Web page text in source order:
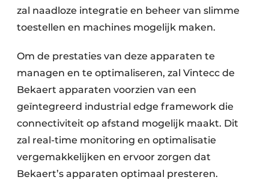
zal naadloze integratie en beheer van slimme
toestellen en machines mogelijk maken.
Om de prestaties van deze apparaten te
managen en te optimaliseren, zal Vintecc de
Bekaert apparaten voorzien van een
geïntegreerd industrial edge framework die
connectiviteit op afstand mogelijk maakt. Dit
zal real-time monitoring en optimalisatie
vergemakkelijken en ervoor zorgen dat
Bekaert’s apparaten optimaal presteren.